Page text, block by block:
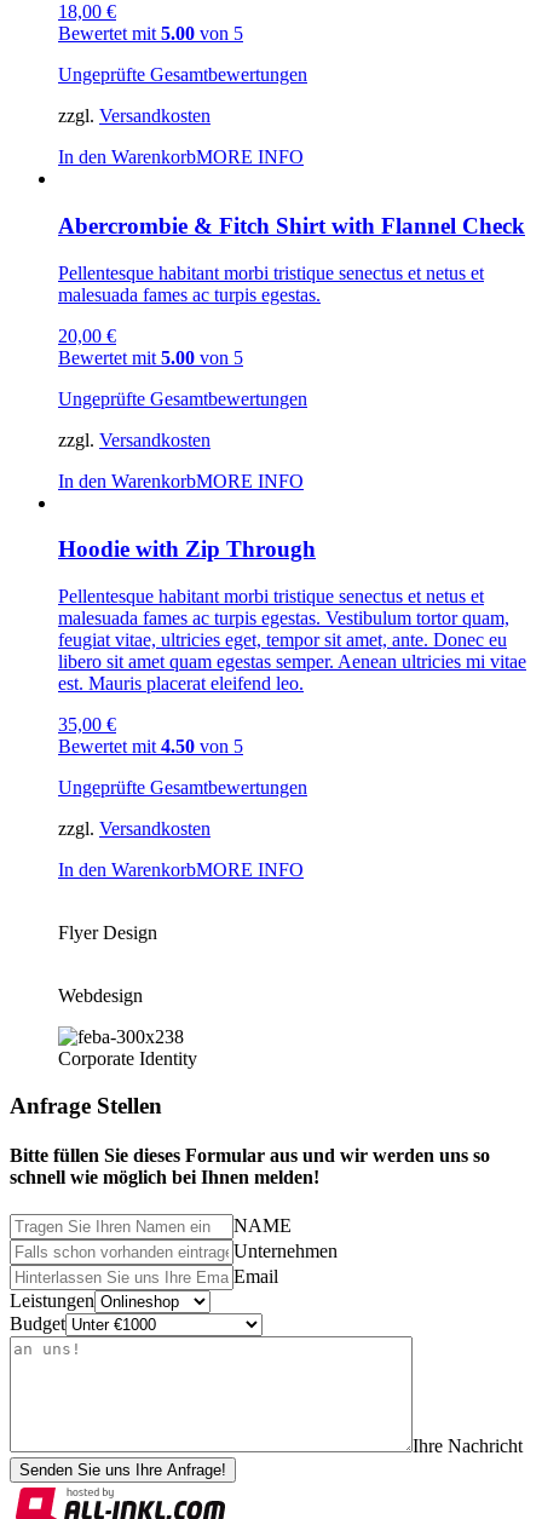
18,00 €
Bewertet mit 5.00 von 5
Ungeprüfte Gesamtbewertungen
zzgl. Versandkosten
In den WarenkorbMORE INFO
Abercrombie & Fitch Shirt with Flannel Check
Pellentesque habitant morbi tristique senectus et netus et
malesuada fames ac turpis egestas.
20,00 €
Bewertet mit 5.00 von 5
Ungeprüfte Gesamtbewertungen
zzgl. Versandkosten
In den WarenkorbMORE INFO
Hoodie with Zip Through
Pellentesque habitant morbi tristique senectus et netus et
malesuada fames ac turpis egestas. Vestibulum tortor quam,
feugiat vitae, ultricies eget, tempor sit amet, ante. Donec eu
libero sit amet quam egestas semper. Aenean ultricies mi vitae
est. Mauris placerat eleifend leo.
35,00 €
Bewertet mit 4.50 von 5
Ungeprüfte Gesamtbewertungen
zzgl. Versandkosten
In den WarenkorbMORE INFO
Flyer Design
Webdesign
Corporate Identity
Anfrage Stellen
Bitte füllen Sie dieses Formular aus und wir werden uns so
schnell wie möglich bei Ihnen melden!
NAME
Unternehmen
Email
Leistungen
Budget
Ihre Nachricht
Senden Sie uns Ihre Anfrage!